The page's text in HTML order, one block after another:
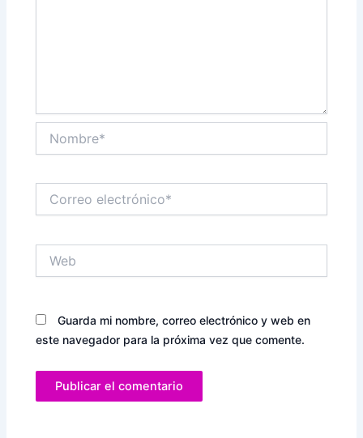
electrónico*
Guarda mi nombre, correo electrónico y web en
este navegador para la próxima vez que comente.